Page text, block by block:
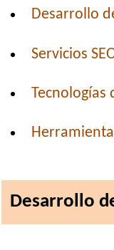
Desarrollo
Servicios
Tecnologías
Desarrollo